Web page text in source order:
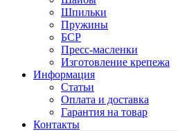
Шпильки
Пружины
БСР
Пресс-масленки
Изготовление крепежа
Информация
Статьи
Оплата и доставка
Гарантия на товар
Контакты